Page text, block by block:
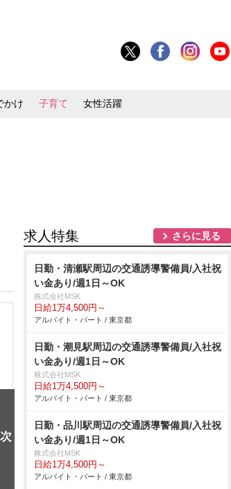
かけ 子育て 女性活躍
求人特集 さらに見る
日勤・清瀬駅周辺の交通誘導警備員/入社祝
い金あり/週1日～OK
株式会社MSK
日給1万4,500円～
アルバイト・パート / 東京都
日勤・潮見駅周辺の交通誘導警備員/入社祝
い金あり/週1日～OK
株式会社MSK
日給1万4,500円～
アルバイト・パート / 東京都
日勤・品川駅周辺の交通誘導警備員/入社祝
い金あり/週1日～OK
株式会社MSK
日給1万4,500円～
アルバイト・パート / 東京都